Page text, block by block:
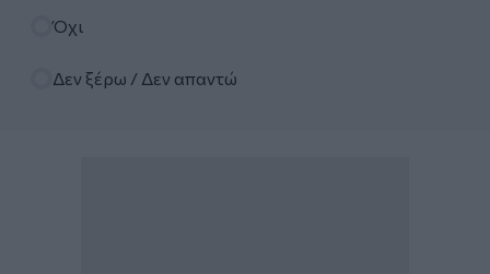
Όχι
Δεν ξέρω / Δεν απαντώ